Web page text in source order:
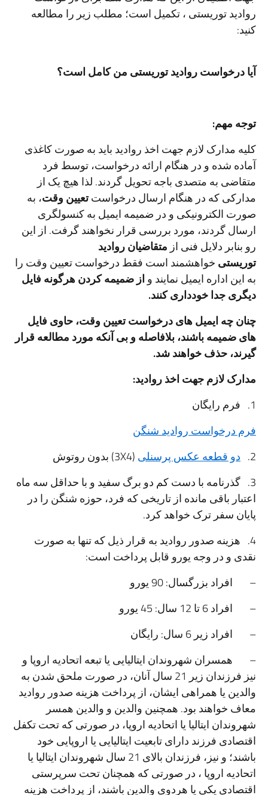
روادید توریستی ، تکمیل است؛ مطلب زیر را مطالعه
کنید:
آیا درخواست روادید توریستی من کامل است؟
توجه مهم:
کلیه مدارک لازم جهت اخذ روادید باید به صورت کاغذی
آماده شده و در هنگام ارائه درخواست، توسط فرد
متقاضی به متصدی باجه تحویل گردند. لذا هیچ یک از
مدارکی که در هنگام ارسال درخواستتعیین وقت، به
صورت الکترونیکی و در ضمیمه ایمیل به کنسولگری
ارسال گردند، مورد بررسی قرار نخواهند گرفت. از این
رو بنابر دلایل فنی از متقاضیان روادید
توریستی خواهشمند است فقط درخواست تعیین وقت را
به این اداره ایمیل نمایند و از ضمیمه کردن هرگونه فایل
دیگری جدا خودداری کنند.
چنان چه ایمیل های درخواست تعیین وقت، حاوی فایل
های ضمیمه باشند، بلافاصله و بی آنکه مورد مطالعه قرار
گیرند، حذف خواهند شد.
مدارک لازم جهت اخذ روادید:
1. فرم رایگان
فرم درخواست روادید شنگن
2.
دو قطعه عکس پرسنلی (3X4) بدون روتوش
3. گذرنامه با دست کم دو برگ سفید و با حداقل سه ماه
اعتبار باقی مانده از تاریخی که فرد، حوزه شنگن را در
پایان سفر ترک خواهد کرد.
4. هزینه صدور روادید به قرار ذیل که تنها به صورت
نقدی و در وجه یورو قابل پرداخت است:
– افراد بزرگسال: 90 یورو
– افراد 6 تا 12 سال: 45 یورو
– افراد زیر 6 سال: رایگان
– همسران شهروندان ایتالیایی یا تبعه اتحادیه اروپا و
نیز فرزندان زیر 21 سال آنان، در صورت ملحق شدن به
والدین یا همراهی ایشان، از پرداخت هزینه صدور روادید
معاف خواهند بود. همچنین والدین و والدین همسر
شهروندان ایتالیا یا اتحادیه اروپا، در صورتی که تحت تکفل
اقتصادی فرزند دارای تابعیت ایتالیایی یا اروپایی خود
باشند؛ و نیز، فرزندان بالای 21 سال شهروندان ایتالیا یا
اتحادیه اروپا ، در صورتی که همچنان تحت سرپرستی
اقتصادی یکی یا هردوی والدین باشند، از پرداخت هزینه